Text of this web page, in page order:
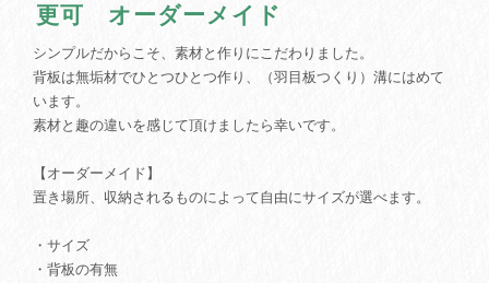
更可 オーダーメイド
シンプルだからこそ、素材と作りにこだわりました。
背板は無垢材でひとつひとつ作り、（羽目板つくり）溝にはめて
います。
素材と趣の違いを感じて頂けましたら幸いです。
【オーダーメイド】
置き場所、収納されるものによって自由にサイズが選べます。
・サイズ
・背板の有無